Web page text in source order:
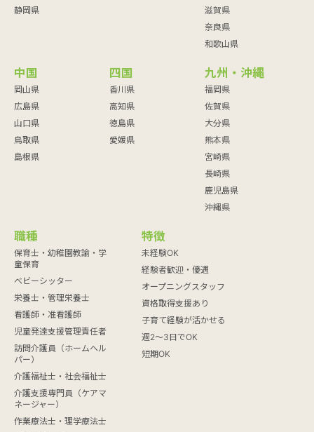
静岡県
滋賀県
奈良県
和歌山県
中国
岡山県
広島県
山口県
鳥取県
島根県
四国
香川県
高知県
徳島県
愛媛県
九州・沖縄
福岡県
佐賀県
大分県
熊本県
宮崎県
長崎県
鹿児島県
沖縄県
職種
保育士・幼稚園教諭・学
童保育
ベビーシッター
栄養士・管理栄養士
看護師・准看護師
児童発達支援管理責任者
訪問介護員（ホームヘル
パー）
介護福祉士・社会福祉士
介護支援専門員（ケアマ
ネージャー）
作業療法士・理学療法士
特徴
未経験OK
経験者歓迎・優遇
オープニングスタッフ
資格取得支援あり
子育て経験が活かせる
週2～3日でOK
短期OK